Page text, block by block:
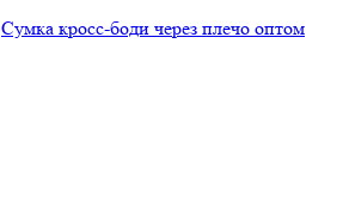
Сумка кросс-боди через плечо оптом